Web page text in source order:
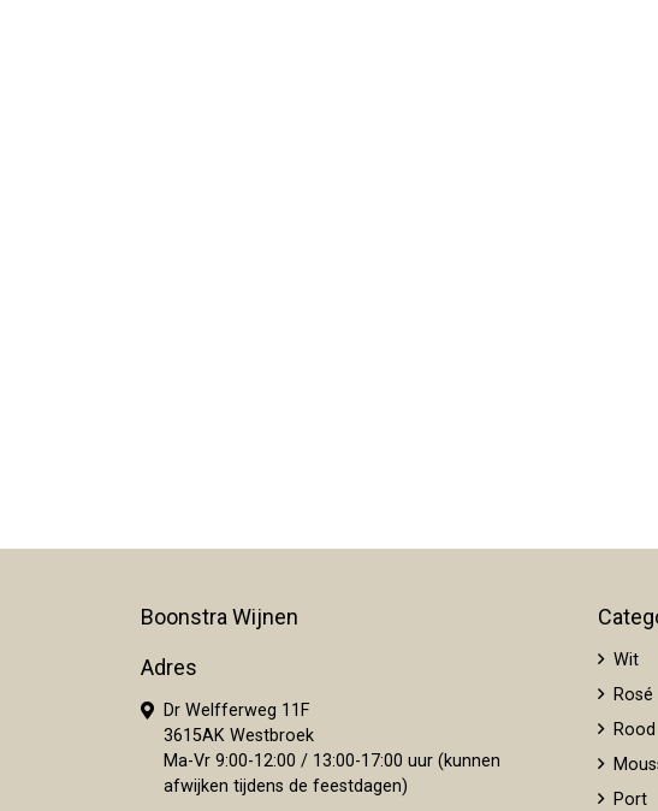
Boonstra Wijnen
Adres
Dr Welfferweg 11F
3615AK Westbroek
Ma-Vr 9:00-12:00 / 13:00-17:00 uur (kunnen
afwijken tijdens de feestdagen)
Wit
Rosé
Rood
Port